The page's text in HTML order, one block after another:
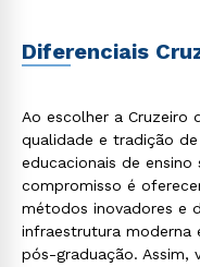
Diferenciais
Ao escolher a Cruzeiro
qualidade e tradição
educacionais de
compromisso é
métodos inovadores e
infraestrutura moderna
pós-graduação. Assim,